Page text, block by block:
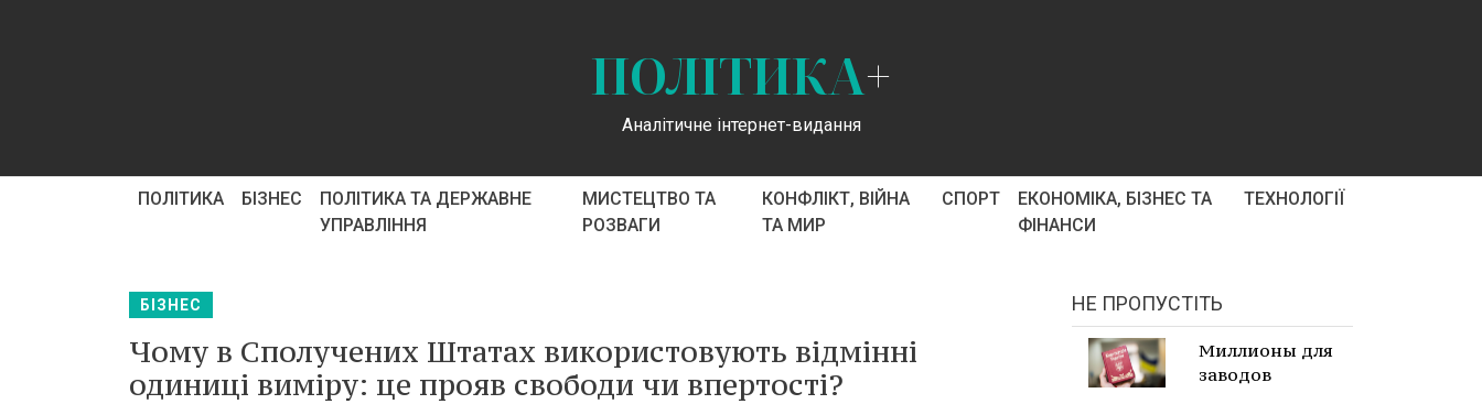
ПОЛІТИКА+
Аналітичне інтернет-видання
ПОЛІТИКА БІЗНЕС
ПОЛІТИКА ТА ДЕРЖАВНЕ
УПРАВЛІННЯ
МИСТЕЦТВО ТА
РОЗВАГИ
КОНФЛІКТ, ВІЙНА
ТА МИР
СПОРТ
ЕКОНОМІКА, БІЗНЕС ТА
ФІНАНСИ
ТЕХНОЛОГІЇ
БІЗНЕС
Чому в Сполучених Штатах використовують відмінні
одиниці виміру: це прояв свободи чи впертості?
НЕ ПРОПУСТІТЬ
Миллионы для
заводов